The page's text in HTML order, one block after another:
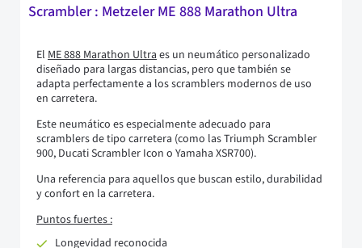
Scrambler : Metzeler ME 888 Marathon Ultra
El ME 888 Marathon Ultra es un neumático personalizado
diseñado para largas distancias, pero que también se
adapta perfectamente a los scramblers modernos de uso
en carretera.
Este neumático es especialmente adecuado para
scramblers de tipo carretera (como las Triumph Scrambler
900, Ducati Scrambler Icon o Yamaha XSR700).
Una referencia para aquellos que buscan estilo, durabilidad
y confort en la carretera.
Puntos fuertes :
Longevidad reconocida